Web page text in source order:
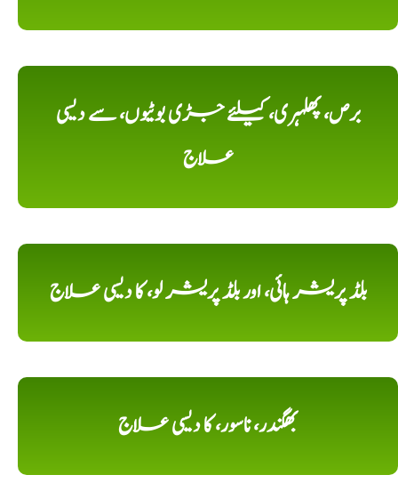
برص، پھلہری، کیلئے جڑی بوٹیوں، سے دیسی
علاج
بلڈ پریشر ہائی، اور بلڈ پریشر لو، کا دیسی علاج
بھگندر، ناسور، کا دیسی علاج